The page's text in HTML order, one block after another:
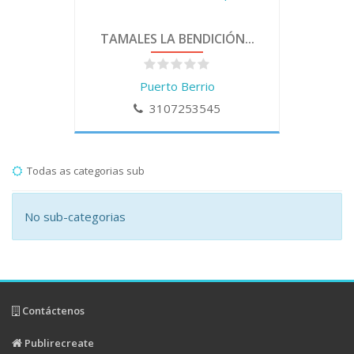
TAMALES LA BENDICIÓN...
Puerto Berrio
3107253545
Todas as categorias sub
No sub-categorias
Contáctenos
Publirecreate